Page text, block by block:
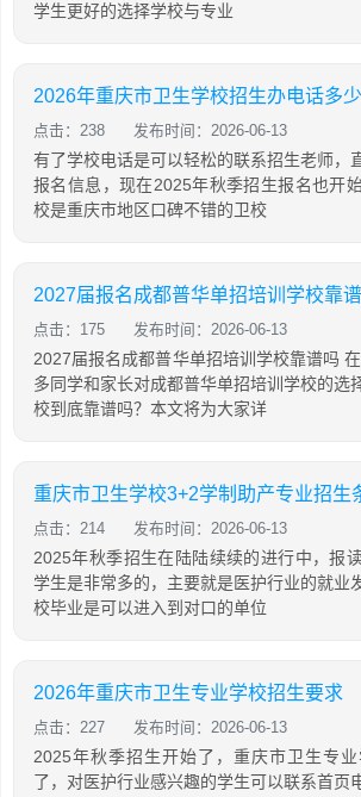
学生更好的选择学校与专业
2026年重庆市卫生学校招生办电话多少
点击：238 发布时间：2026-06-13
有了学校电话是可以轻松的联系招生老师，
报名信息，现在2025年秋季招生报名也开
校是重庆市地区口碑不错的卫校
2027届报名成都普华单招培训学校靠
点击：175 发布时间：2026-06-13
2027届报名成都普华单招培训学校靠谱吗
多同学和家长对成都普华单招培训学校的选
校到底靠谱吗？本文将为大家详
重庆市卫生学校3+2学制助产专业招生
点击：214 发布时间：2026-06-13
2025年秋季招生在陆陆续续的进行中，报
学生是非常多的，主要就是医护行业的就业
校毕业是可以进入到对口的单位
2026年重庆市卫生专业学校招生要求
点击：227 发布时间：2026-06-13
2025年秋季招生开始了，重庆市卫生专
了，对医护行业感兴趣的学生可以联系首页